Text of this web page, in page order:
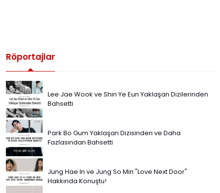
Röportajlar
Lee Jae Wook ve Shin Ye Eun Yaklaşan Dizilerinden
Bahsetti
Park Bo Gum Yaklaşan Dizisinden ve Daha
Fazlasından Bahsetti
Jung Hae In ve Jung So Min "Love Next Door"
Hakkında Konuştu!